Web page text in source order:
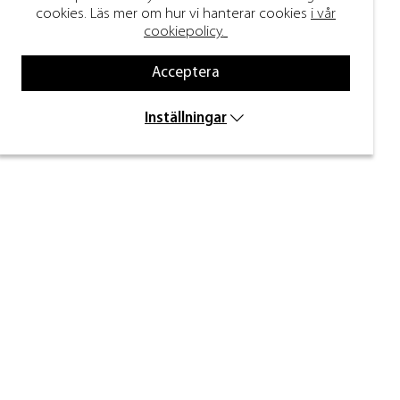
cookies. Läs mer om hur vi hanterar cookies i vår
cookiepolicy.
Inställningar
Acceptera